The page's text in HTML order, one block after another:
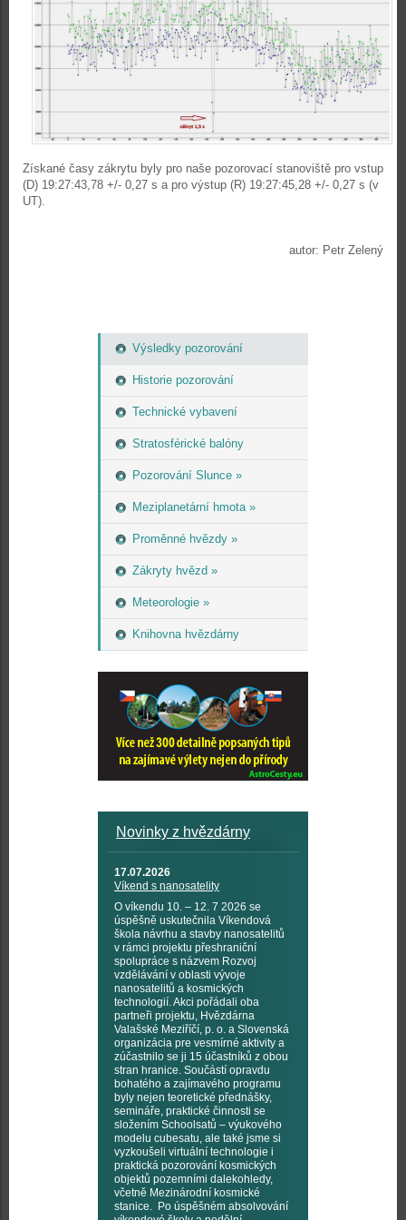
Výsledky pozorování
Historie pozorování
Technické vybavení
Stratosférické balóny
Pozorování Slunce »
Meziplanetární hmota »
Proměnné hvězdy »
Zákryty hvězd »
Meteorologie »
Knihovna hvězdárny
Novinky z hvězdárny
17.07.2026
Víkend s nanosatelity
O víkendu 10. – 12. 7 2026 se
úspěšně uskutečnila Víkendová
škola návrhu a stavby nanosatelitů
v rámci projektu přeshraniční
spolupráce s názvem Rozvoj
vzdělávání v oblasti vývoje
nanosatelitů a kosmických
technologií. Akci pořádali oba
partneři projektu, Hvězdárna
Valašské Meziříčí, p. o. a Slovenská
organizácia pre vesmírné aktivity a
zúčastnilo se ji 15 účastníků z obou
stran hranice. Součástí opravdu
bohatého a zajímavého programu
byly nejen teoretické přednášky,
semináře, praktické činnosti se
složením Schoolsatů – výukového
modelu cubesatu, ale také jsme si
vyzkoušeli virtuální technologie i
praktická pozorování kosmických
objektů pozemními dalekohledy,
včetně Mezinárodní kosmické
stanice. Po úspěšném absolvování
Získané časy zákrytu byly pro naše pozorovací stanoviště pro vstup
(D) 19:27:43,78 +/- 0,27 s a pro výstup (R) 19:27:45,28 +/- 0,27 s (v
UT).
autor: Petr Zelený